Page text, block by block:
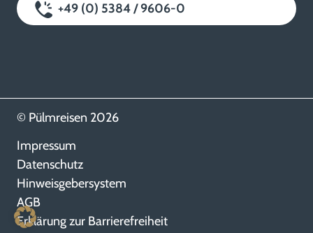
+49 (0) 5384 / 9606-0
© Pülmreisen 2026
Impressum
Datenschutz
Hinweisgebersystem
AGB
Erklärung zur Barrierefreiheit